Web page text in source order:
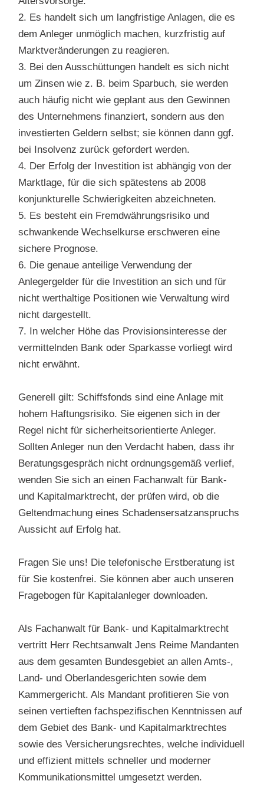
2. Es handelt sich um langfristige Anlagen, die es
dem Anleger unmöglich machen, kurzfristig auf
Marktveränderungen zu reagieren.
3. Bei den Ausschüttungen handelt es sich nicht
um Zinsen wie z. B. beim Sparbuch, sie werden
auch häufig nicht wie geplant aus den Gewinnen
des Unternehmens finanziert, sondern aus den
investierten Geldern selbst; sie können dann ggf.
bei Insolvenz zurück gefordert werden.
4. Der Erfolg der Investition ist abhängig von der
Marktlage, für die sich spätestens ab 2008
konjunkturelle Schwierigkeiten abzeichneten.
5. Es besteht ein Fremdwährungsrisiko und
schwankende Wechselkurse erschweren eine
sichere Prognose.
6. Die genaue anteilige Verwendung der
Anlegergelder für die Investition an sich und für
nicht werthaltige Positionen wie Verwaltung wird
nicht dargestellt.
7. In welcher Höhe das Provisionsinteresse der
vermittelnden Bank oder Sparkasse vorliegt wird
nicht erwähnt.
Generell gilt: Schiffsfonds sind eine Anlage mit
hohem Haftungsrisiko. Sie eigenen sich in der
Regel nicht für sicherheitsorientierte Anleger.
Sollten Anleger nun den Verdacht haben, dass ihr
Beratungsgespräch nicht ordnungsgemäß verlief,
wenden Sie sich an einen Fachanwalt für Bank-
und Kapitalmarktrecht, der prüfen wird, ob die
Geltendmachung eines Schadensersatzanspruchs
Aussicht auf Erfolg hat.
Fragen Sie uns! Die telefonische Erstberatung ist
für Sie kostenfrei. Sie können aber auch unseren
Fragebogen für Kapitalanleger downloaden.
Als Fachanwalt für Bank- und Kapitalmarktrecht
vertritt Herr Rechtsanwalt Jens Reime Mandanten
aus dem gesamten Bundesgebiet an allen Amts-,
Land- und Oberlandesgerichten sowie dem
Kammergericht. Als Mandant profitieren Sie von
seinen vertieften fachspezifischen Kenntnissen auf
dem Gebiet des Bank- und Kapitalmarktrechtes
sowie des Versicherungsrechtes, welche individuell
und effizient mittels schneller und moderner
Kommunikationsmittel umgesetzt werden.